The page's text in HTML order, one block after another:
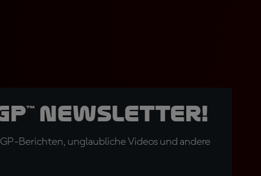
Newsletter!
Berichten, unglaubliche Videos und andere